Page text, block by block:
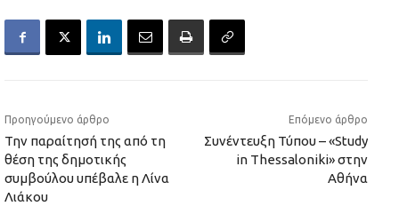
Προηγούμενο άρθρο
Την παραίτησή της από τη
θέση της δημοτικής
συμβούλου υπέβαλε η Λίνα
Λιάκου
Επόμενο άρθρο
Συνέντευξη Τύπου – «Study
in Thessaloniki» στην
Αθήνα